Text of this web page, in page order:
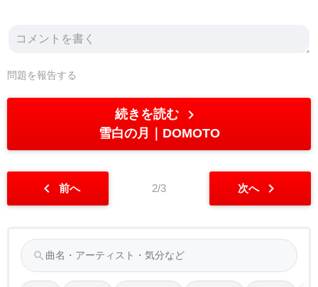
問題を報告する
続きを読む chevron_right
雪白の月 DOMOTO
chevron_left 前へ 2/3 次へ chevron_right
search